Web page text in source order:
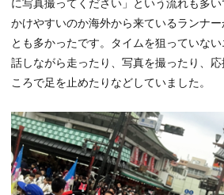
かけやすいのか海外から来ているランナ
とも多かったです。タイムを狙っていない
話しながら走ったり、写真を撮ったり、
ころで足を止めたりなどしていました。